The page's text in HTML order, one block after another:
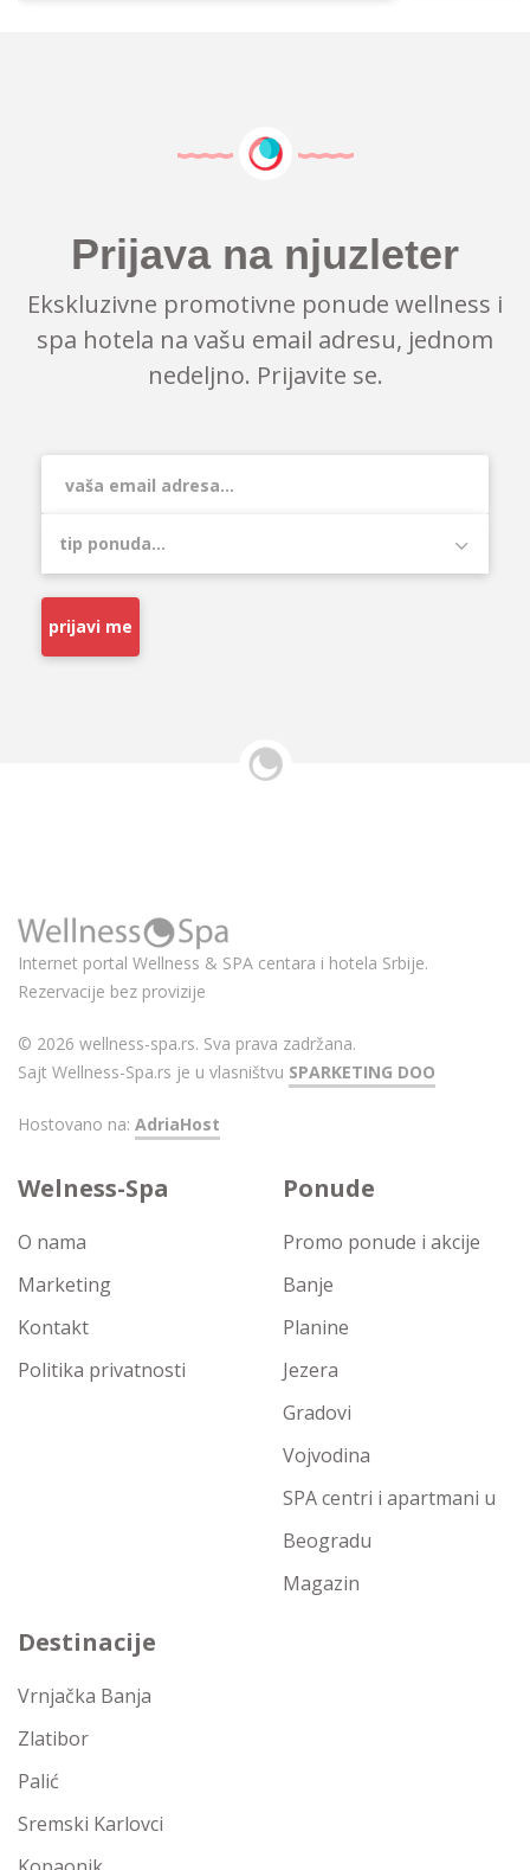
Prijava na njuzleter
Ekskluzivne promotivne ponude wellness i
spa hotela na vašu email adresu, jednom
nedeljno. Prijavite se.
prijavi me
Internet portal Wellness & SPA centara i hotela Srbije.
Rezervacije bez provizije
© 2026 wellness-spa.rs. Sva prava zadržana.
Sajt Wellness-Spa.rs je u vlasništvu SPARKETING DOO
Hostovano na: AdriaHost
Welness-Spa
O nama
Marketing
Kontakt
Politika privatnosti
Ponude
Promo ponude i akcije
Banje
Planine
Jezera
Gradovi
Vojvodina
SPA centri i apartmani u
Beogradu
Magazin
Destinacije
Vrnjačka Banja
Zlatibor
Palić
Sremski Karlovci